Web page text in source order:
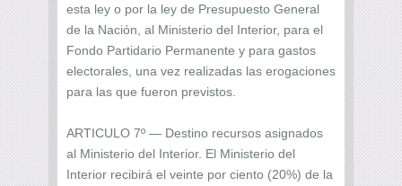
esta ley o por la ley de Presupuesto General
de la Nación, al Ministerio del Interior, para el
Fondo Partidario Permanente y para gastos
electorales, una vez realizadas las erogaciones
para las que fueron previstos.
ARTICULO 7º — Destino recursos asignados
al Ministerio del Interior. El Ministerio del
Interior recibirá el veinte por ciento (20%) de la